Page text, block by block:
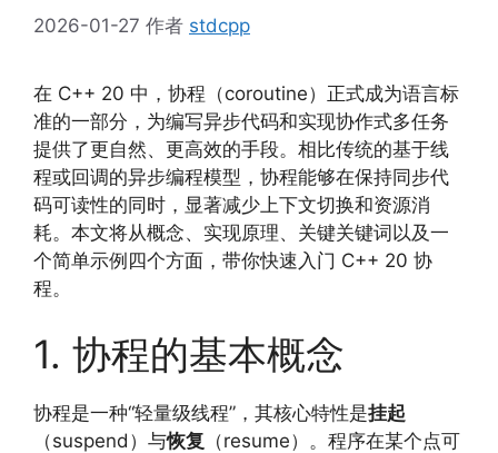
2026-01-27 作者 stdcpp
在 C++ 20 中，协程（coroutine）正式成为语言标
准的一部分，为编写异步代码和实现协作式多任务
提供了更自然、更高效的手段。相比传统的基于线
程或回调的异步编程模型，协程能够在保持同步代
码可读性的同时，显著减少上下文切换和资源消
耗。本文将从概念、实现原理、关键关键词以及一
个简单示例四个方面，带你快速入门 C++ 20 协
程。
1. 协程的基本概念
协程是一种“轻量级线程”，其核心特性是挂起
（suspend）与恢复 （resume）。程序在某个点可